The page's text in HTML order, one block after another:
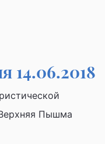
14.06.2018
Пышма